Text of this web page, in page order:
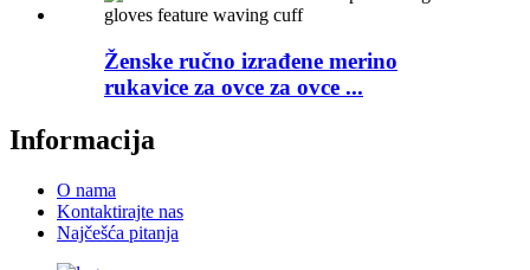
Ženske ručno izrađene merino
rukavice za ovce za ovce ...
Informacija
O nama
Kontaktirajte nas
Najčešća pitanja